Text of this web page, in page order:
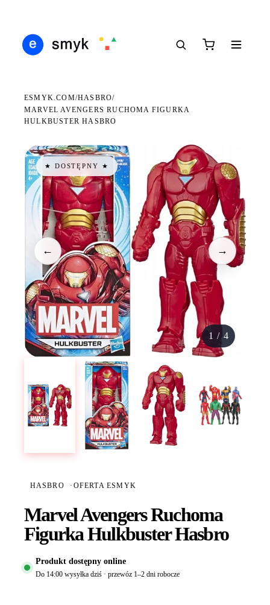
ESMYK.COM/HASBRO/
MARVEL AVENGERS RUCHOMA FIGURKA
HULKBUSTER HASBRO
★ DOSTĘPNY ★
← →
1 /4
HASBRO · OFERTA ESMYK
Marvel Avengers Ruchoma
Figurka Hulkbuster Hasbro
Produkt dostępny online
Do 14:00 wysyłka dziś · przewóz 1–2 dni robocze